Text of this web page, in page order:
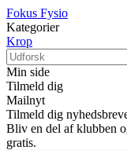
Fokus Fysio
Kategorier
Krop
Min side
Tilmeld dig
Mailnyt
Tilmeld dig
Bliv en del af klubben
gratis.